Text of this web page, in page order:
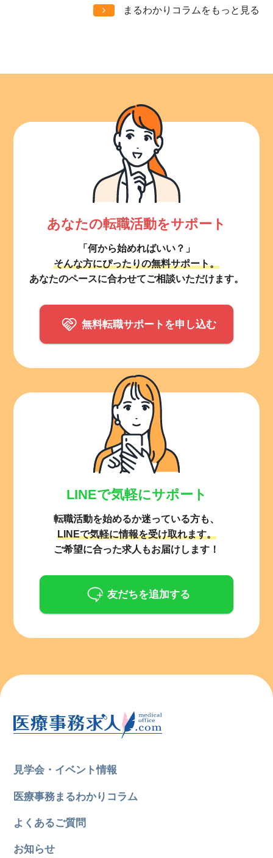
まるわかりコラムをもっと見る
あなたの転職活動をサポート
「何から始めればいい？」
そんな方にぴったりの無料サポート。
あなたのペースに合わせてご相談いただけます。
無料転職サポートを申し込む
LINEで気軽にサポート
転職活動を始めるか迷っている方も、
LINEで気軽に情報を受け取れます。
ご希望に合った求人もお届けします！
友だちを追加する
見学会・イベント情報
医療事務まるわかりコラム
よくあるご質問
お知らせ
所在地のエリアを選択してください
各支店担当よりご連絡させていただきます。